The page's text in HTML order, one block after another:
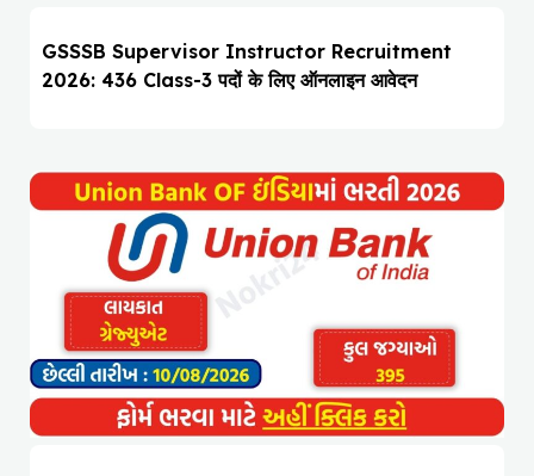
GSSSB Supervisor Instructor Recruitment
2026: 436 Class-3 पदों के लिए ऑनलाइन आवेदन